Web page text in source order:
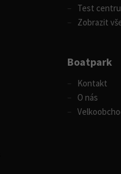
Test
Zobrazit
Boatpark
Kontakt
O nás